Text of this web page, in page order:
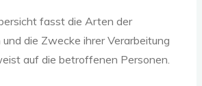
fasst die Arten der
die Zwecke ihrer Verarbeitung
auf die betroffenen Personen.